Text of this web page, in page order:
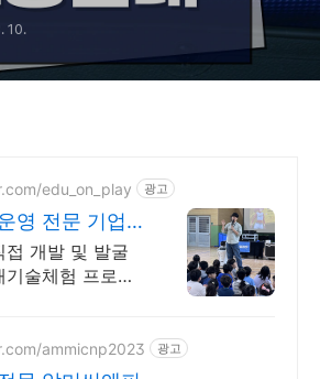
10.
edu_on_play 광고
영 전문 기업
터 지원
접 개발 및 발굴
술체험 프로그
을 만나보세요.
ammicnp2023 광고